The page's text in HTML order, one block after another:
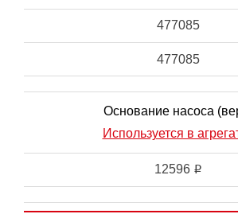
477085
477085
Основание насоса
Используется в
12596 i